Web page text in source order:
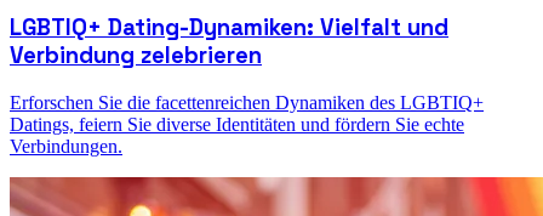
LGBTIQ+ Dating-Dynamiken: Vielfalt und
Verbindung zelebrieren
Erforschen Sie die facettenreichen Dynamiken des LGBTIQ+
Datings, feiern Sie diverse Identitäten und fördern Sie echte
Verbindungen.